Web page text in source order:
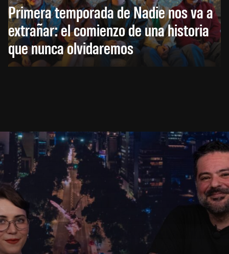
Primera temporada de Nadie nos va a
extrañar: el comienzo de una historia
que nunca olvidaremos